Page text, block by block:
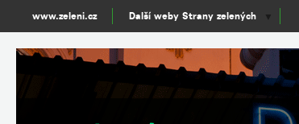
www.zeleni.cz Další weby Strany zelených ▼